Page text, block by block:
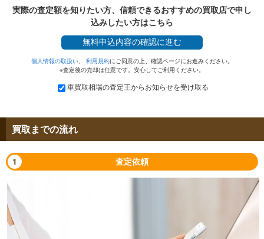
実際の査定額を知りたい方、信頼できるおすすめの買取店で申し
込みしたい方はこちら
無料申込内容の確認に進む
個人情報の取扱い、 利用規約にご同意の上、確認ページにお進みください。
※査定後の売却は任意です。安心してご利用ください。
車買取相場の査定王からお知らせを受け取る
買取までの流れ
1 査定依頼